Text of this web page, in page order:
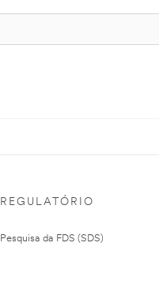
REGULATÓRIO
Pesquisa da FDS (SDS)